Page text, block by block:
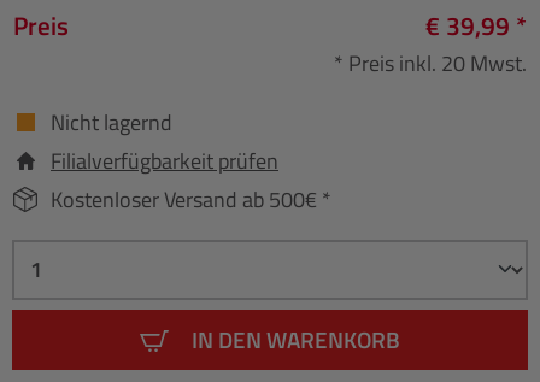
Preis € 39,99 *
* Preis inkl. 20 Mwst.
Nicht lagernd
Filialverfügbarkeit prüfen
Kostenloser Versand ab 500€ *
IN DEN WARENKORB